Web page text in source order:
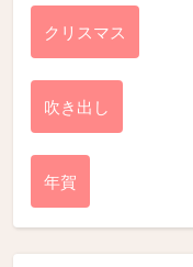
クリスマス
吹き出し
年賀